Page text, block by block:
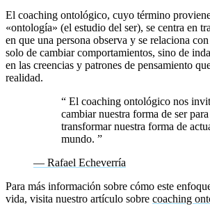
El coaching ontológico, cuyo término
«ontología» (el estudio del ser), se centra en
en que una persona observa y se relaciona
solo de cambiar comportamientos, sino de
en las creencias y patrones de pensamiento
realidad.
“ El coaching ontológico nos
cambiar nuestra forma de ser para
transformar nuestra forma de
mundo. ”
— Rafael Echeverría
Para más información sobre cómo este
vida, visita nuestro artículo sobre coaching